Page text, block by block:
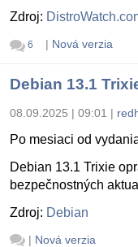
Zdroj:
6 | Nová verzia
Debian 13.1
08.09.2025 | 09:01 |
Po mesiaci od
Debian 13.1 Trixie
bezpečnostných
Zdroj: Debian
| Nová verzia